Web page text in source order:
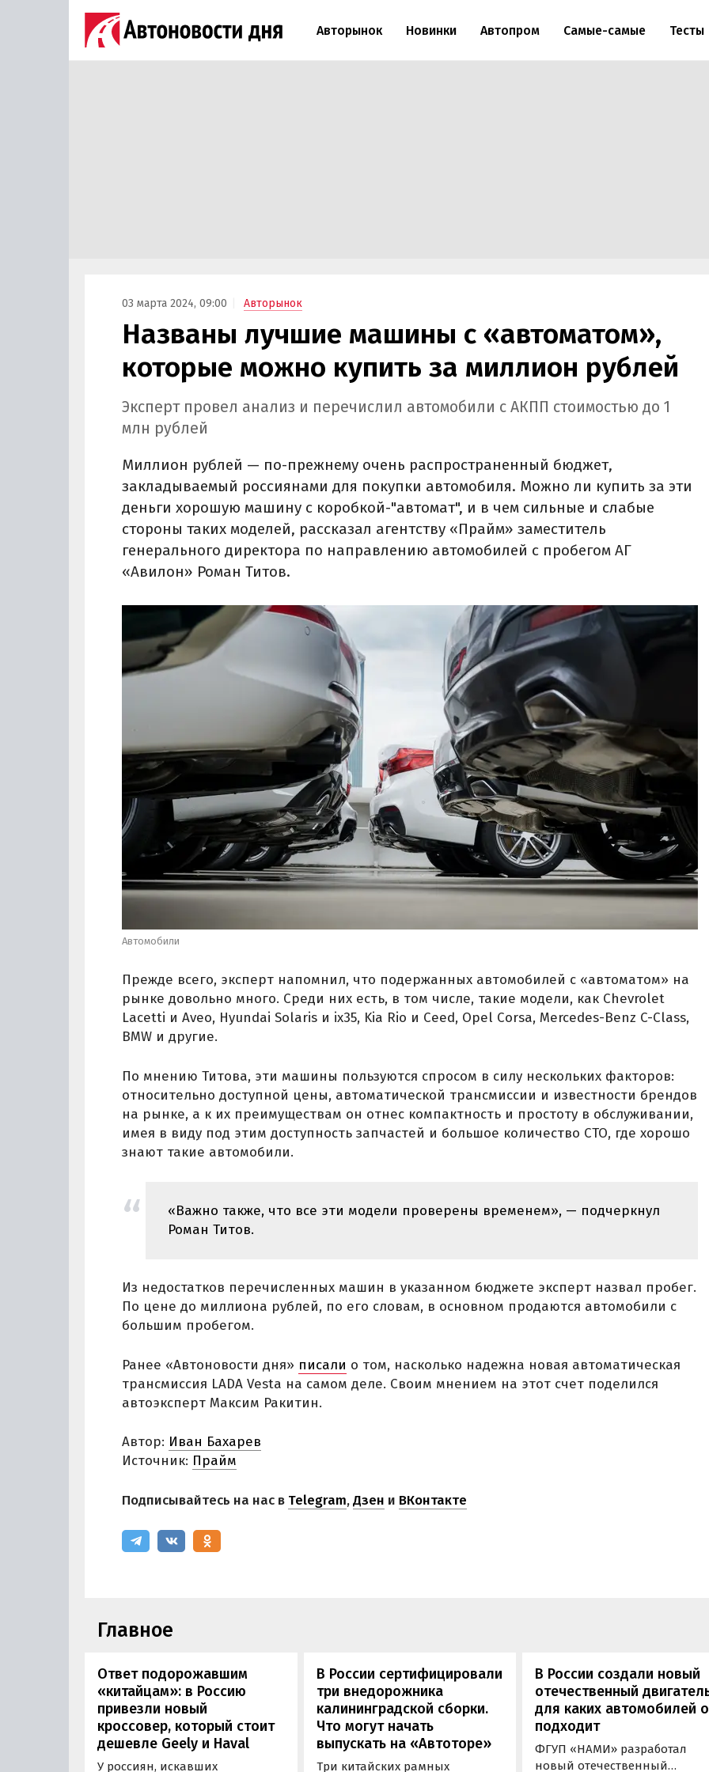
Авторынок Новинки Автопром Самые-самые Тесты
03 марта 2024, 09:00 Авторынок
Названы лучшие машины с «автоматом»,
которые можно купить за миллион рублей
Эксперт провел анализ и перечислил автомобили с АКПП стоимостью до 1
млн рублей
Миллион рублей — по-прежнему очень распространенный бюджет,
закладываемый россиянами для покупки автомобиля. Можно ли купить за эти
деньги хорошую машину с коробкой-"автомат", и в чем сильные и слабые
стороны таких моделей, рассказал агентству «Прайм» заместитель
генерального директора по направлению автомобилей с пробегом АГ
«Авилон» Роман Титов.
Автомобили
Прежде всего, эксперт напомнил, что подержанных автомобилей с «автоматом» на
рынке довольно много. Среди них есть, в том числе, такие модели, как Chevrolet
Lacetti и Aveo, Hyundai Solaris и ix35, Kia Rio и Ceed, Opel Corsa, Mercedes-Benz C-Class,
BMW и другие.
По мнению Титова, эти машины пользуются спросом в силу нескольких факторов:
относительно доступной цены, автоматической трансмиссии и известности брендов
на рынке, а к их преимуществам он отнес компактность и простоту в обслуживании,
имея в виду под этим доступность запчастей и большое количество СТО, где хорошо
знают такие автомобили.
«Важно также, что все эти модели проверены временем», — подчеркнул
Роман Титов.
Из недостатков перечисленных машин в указанном бюджете эксперт назвал пробег.
По цене до миллиона рублей, по его словам, в основном продаются автомобили с
большим пробегом.
Ранее «Автоновости дня» писали о том, насколько надежна новая автоматическая
трансмиссия LADA Vesta на самом деле. Своим мнением на этот счет поделился
автоэксперт Максим Ракитин.
Автор: Иван Бахарев
Источник: Прайм
Подписывайтесь на нас в Telegram,Дзен и ВКонтакте
Главное
Ответ подорожавшим
«китайцам»: в Россию
привезли новый
кроссовер, который стоит
дешевле Geely и Haval
У россиян, искавших
В России сертифицировали
три внедорожника
калининградской сборки.
Что могут начать
выпускать на «Автоторе»
Три китайских рамных
В России создали новый
отечественный
для каких автомобилей
подходит
ФГУП «НАМИ» разработал
новый отечественный